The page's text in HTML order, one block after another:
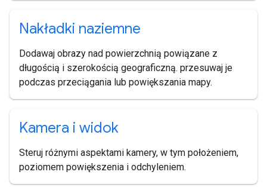
Nakładki naziemne
Dodawaj obrazy nad powierzchnią powiązane z
długością i szerokością geograficzną. przesuwaj je
podczas przeciągania lub powiększania mapy.
Kamera i widok
Steruj różnymi aspektami kamery, w tym położeniem,
poziomem powiększenia i odchyleniem.